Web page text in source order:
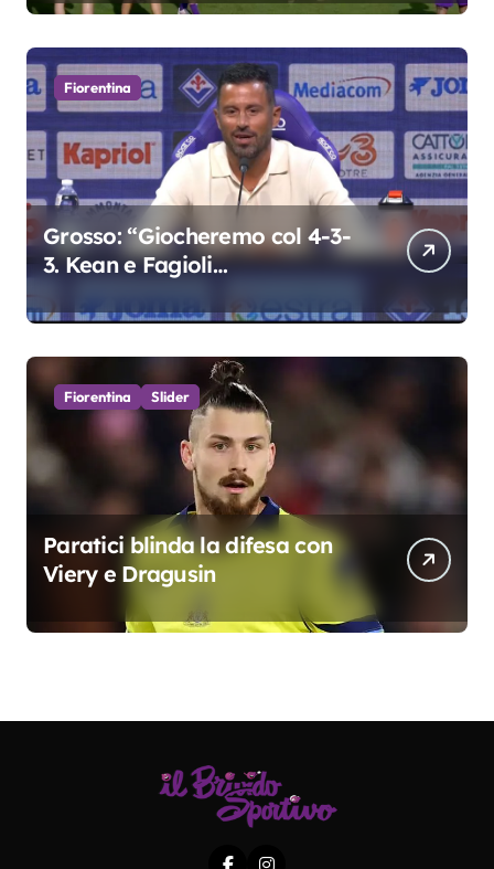
Fiorentina
Grosso: “Giocheremo col 4-3-
3. Kean e Fagioli
colpo”
Fiorentina Slider
Paratici blinda la difesa con
Viery e Dragusin